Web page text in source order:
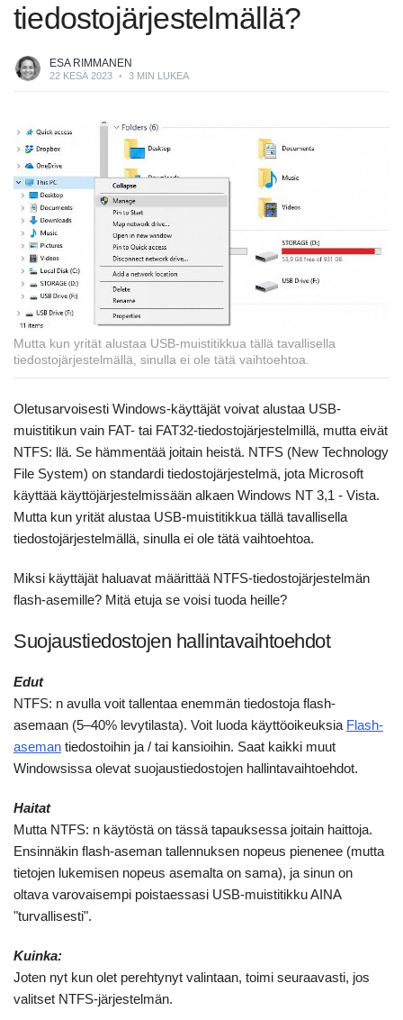
tiedostojärjestelmällä?
ESA RIMMANEN
22 KESÄ 2023 • 3 MIN LUKEA
Mutta kun yrität alustaa USB-muistitikkua tällä tavallisella
tiedostojärjestelmällä, sinulla ei ole tätä vaihtoehtoa.
Oletusarvoisesti Windows-käyttäjät voivat alustaa USB-
muistitikun vain FAT- tai FAT32-tiedostojärjestelmillä, mutta eivät
NTFS: llä. Se hämmentää joitain heistä. NTFS (New Technology
File System) on standardi tiedostojärjestelmä, jota Microsoft
käyttää käyttöjärjestelmissään alkaen Windows NT 3,1 - Vista.
Mutta kun yrität alustaa USB-muistitikkua tällä tavallisella
tiedostojärjestelmällä, sinulla ei ole tätä vaihtoehtoa.
Miksi käyttäjät haluavat määrittää NTFS-tiedostojärjestelmän
flash-asemille? Mitä etuja se voisi tuoda heille?
Suojaustiedostojen hallintavaihtoehdot
Edut
NTFS: n avulla voit tallentaa enemmän tiedostoja flash-
asemaan (5–40% levytilasta). Voit luoda käyttöoikeuksia Flash-
aseman tiedostoihin ja / tai kansioihin. Saat kaikki muut
Windowsissa olevat suojaustiedostojen hallintavaihtoehdot.
Haitat
Mutta NTFS: n käytöstä on tässä tapauksessa joitain haittoja.
Ensinnäkin flash-aseman tallennuksen nopeus pienenee (mutta
tietojen lukemisen nopeus asemalta on sama), ja sinun on
oltava varovaisempi poistaessasi USB-muistitikku AINA
"turvallisesti".
Kuinka:
Joten nyt kun olet perehtynyt valintaan, toimi seuraavasti, jos
valitset NTFS-järjestelmän.